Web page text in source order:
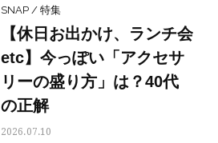
SNAP / 特集
【休日お出かけ、ランチ会
etc】今っぽい「アクセサ
リーの盛り方」は？40代
の正解
2026.07.10